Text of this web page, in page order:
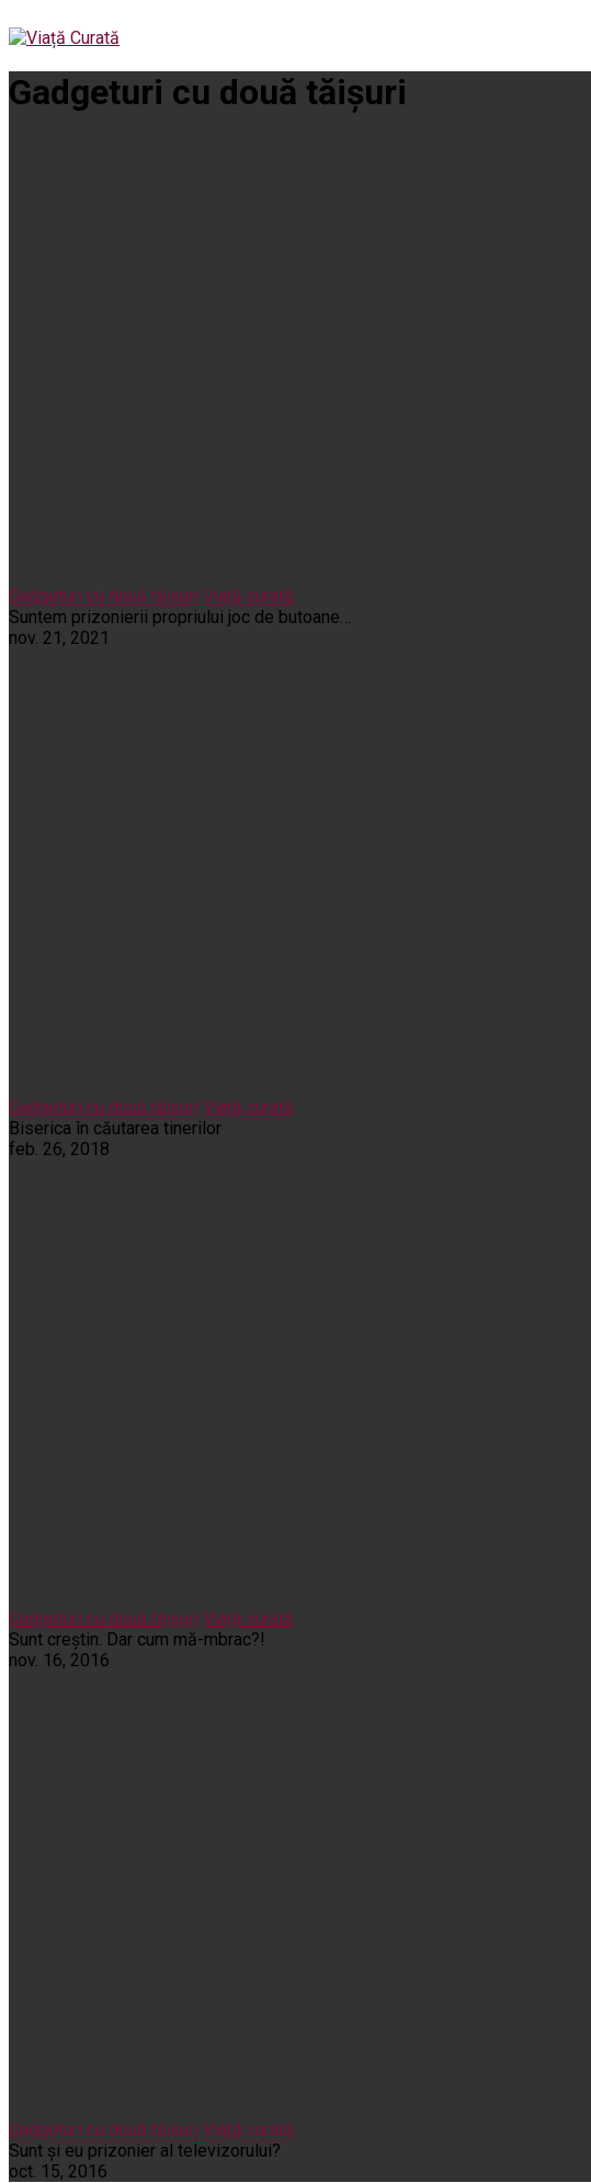
Gadgeturi cu două tăișuri
Gadgeturi cu două tăișuri Viață curată
Suntem prizonierii propriului joc de butoane…
nov. 21, 2021
Gadgeturi cu două tăișuri Viață curată
Biserica în căutarea tinerilor
feb. 26, 2018
Gadgeturi cu două tăișuri Viață curată
Sunt creștin. Dar cum mă-mbrac?!
nov. 16, 2016
Gadgeturi cu două tăișuri Viață curată
Sunt şi eu prizonier al televizorului?
oct. 15, 2016